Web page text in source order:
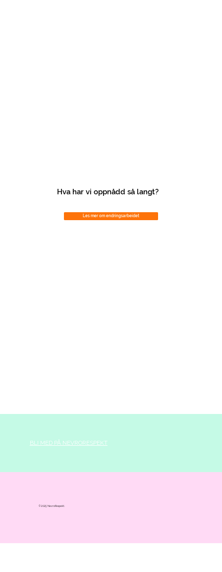
Hva har vi oppnådd så langt?
Les mer om endringsarbeidet
BLI MED PÅ NEVRORESPEKT
© 2025 NevroRespekt.